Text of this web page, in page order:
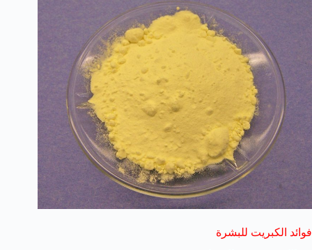
فوائد الكبريت للبشرة